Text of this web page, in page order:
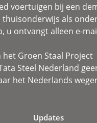
voertuigen bij een
thuisonderwijs als
u ontvangt alleen e-
het Groen Staal Project
Steel Nederland
het Nederlands
Updates